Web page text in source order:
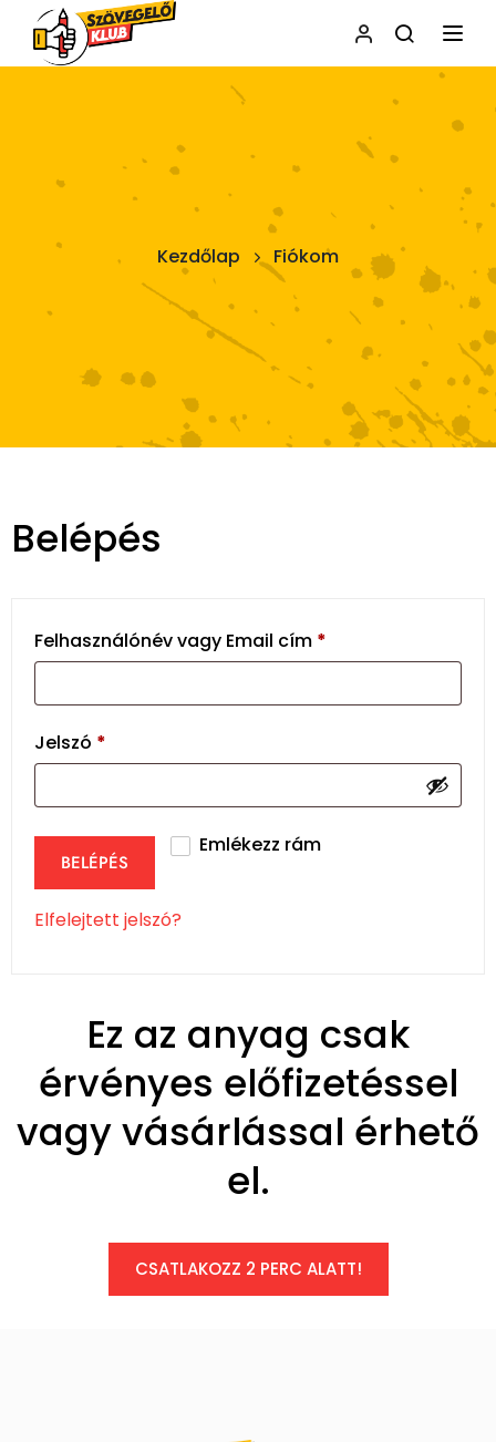
Kezdőlap Fiókom
Belépés
Felhasználónév vagy Email cím *
Jelszó *
Emlékezz rám
BELÉPÉS
Elfelejtett jelszó?
Ez az anyag csak
érvényes előfizetéssel
vagy vásárlással érhető
el.
CSATLAKOZZ 2 PERC ALATT!